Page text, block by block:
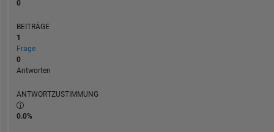
0
BEITRÄGE
1
Frage
0
Antworten
ANTWORTZUSTIMMUNG
0.0%